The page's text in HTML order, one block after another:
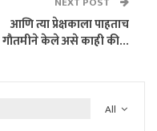
आणि त्या प्रेक्षकाला पाहताच
गाैतमीने केले असे काही की…
All